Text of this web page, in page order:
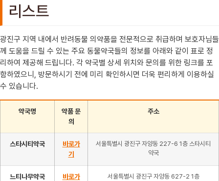
리스트
광진구 지역 내에서 반려동물 의약품을 전문적으로 취급하며 보호자님들
께 도움을 드릴 수 있는 주요 동물약국들의 정보를 아래와 같이 표로 정
리하여 제공해 드립니다. 각 약국별 상세 위치와 문의를 위한 링크를 포
함하였으니, 방문하시기 전에 미리 확인하시면 더욱 편리하게 이용하실
수 있습니다.
약국명
약품 문
의
주소
스타시티약국
바로가
기
서울특별시 광진구 자양동 227-6 1층 스타시티
약국
느티나무약국
바로가
서울특별시 광진구 자양동 627-2 1층